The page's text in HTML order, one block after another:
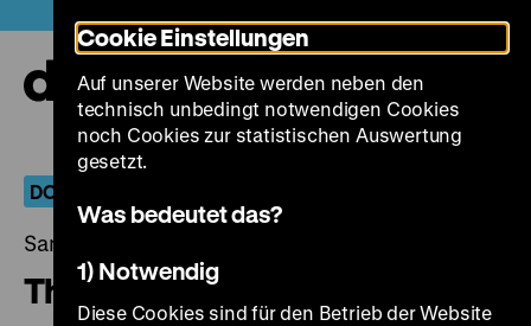
zum
Seiteninhalt
springen
DOKUARTS 12: Nuances Now
Samstag, 12. Oktober 2019, 15.00 - 00.00 Uhr
The Eyes of Orson Welles
Cookie Einstellungen
Auf unserer Website werden neben den
technisch unbedingt notwendigen Cookies
noch Cookies zur statistischen Auswertung
gesetzt.
Was bedeutet das?
1) Notwendig
Diese Cookies sind für den Betrieb der Website